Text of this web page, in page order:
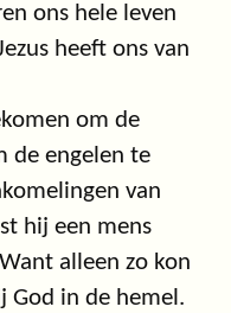
ons hele leven
heeft ons van
om de
de engelen te
van
hij een mens
alleen zo kon
God in de hemel.